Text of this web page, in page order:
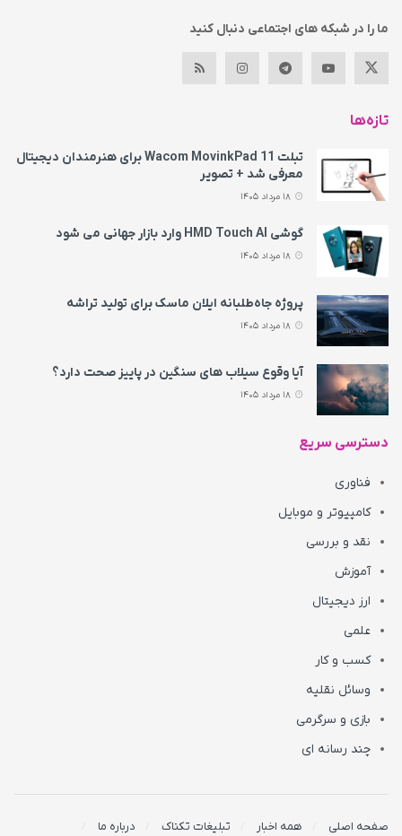
ما را در شبکه های اجتماعی دنبال کنید
تازه‌ها
تبلت Wacom MovinkPad 11 برای هنرمندان دیجیتال
معرفی شد + تصویر
گوشی HMD Touch AI وارد بازار جهانی می‌ شود
پروژه جاه‌طلبانه ایلان ماسک برای تولید تراشه
آیا وقوع سیلاب های سنگین در پاییز صحت دارد؟
دسترسی سریع
فناوری
کامپیوتر و موبایل
نقد و بررسی
آموزش
ارز دیجیتال
علمی
کسب و کار
وسائل نقلیه
بازی و سرگرمی
چند رسانه ای
صفحه اصلی همه اخبار تبلیغات تکناک درباره ما